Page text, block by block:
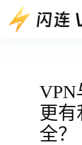
至
VPN
更有
全？